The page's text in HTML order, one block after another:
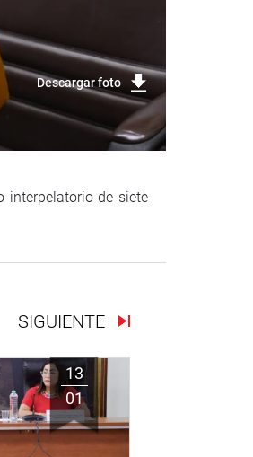
Descargar foto
interpelatorio de siete
SIGUIENTE
13
01